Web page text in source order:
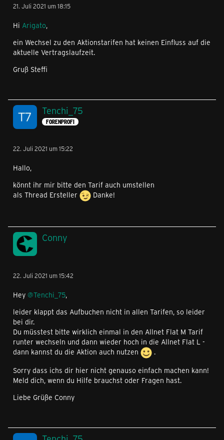
21. Juli 2021 um 18:15
Hi Arigato,
ein Wechsel zu den Aktionstarifen hat keinen Einfluss auf die
aktuelle Vertragslaufzeit.
Gruß Steffi
Tenchi_75
FORENPROFI
22. Juli 2021 um 15:22
Hallo,
könnt ihr mir bitte den Tarif auch umstellen
als Thread Ersteller
Danke!
Conny
22. Juli 2021 um 15:42
Hey @Tenchi_75,
leider klappt das Aufbuchen nicht in allen Tarifen, so leider
bei dir.
Du müsstest bitte wirklich einmal in den Allnet Flat M Tarif
runter wechseln und dann wieder hoch in die Allnet Flat L -
dann kannst du die Aktion auch nutzen
.
Sorry dass ichs dir hier nicht genauso einfach machen kann!
Meld dich, wenn du Hilfe brauchst oder Fragen hast.
Liebe Grüße Conny